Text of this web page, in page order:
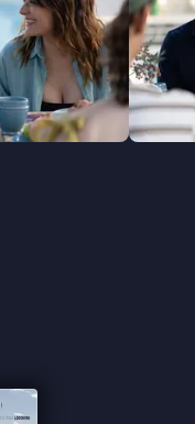
vader Carlo in
en
the Parents’" ★★★